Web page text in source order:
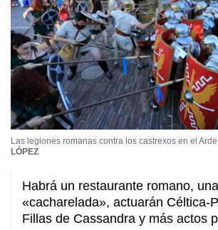
Las legiones romanas contra los castrexos en el
LÓPEZ
Habrá un restaurante romano,
«cacharelada», actuarán Céltica-
Fillas de Cassandra y más actos